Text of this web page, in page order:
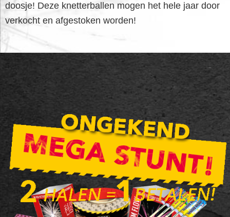
doosje! Deze knetterballen mogen het hele jaar door
verkocht en afgestoken worden!
FOOTER
WIDGET
HEADER
SALE